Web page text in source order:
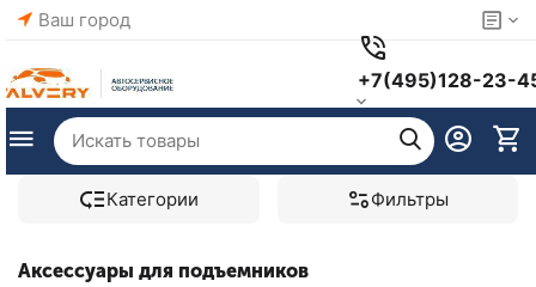
Ваш город
+7(495)128-23-
Категории Фильтры
Аксессуары для подъемников